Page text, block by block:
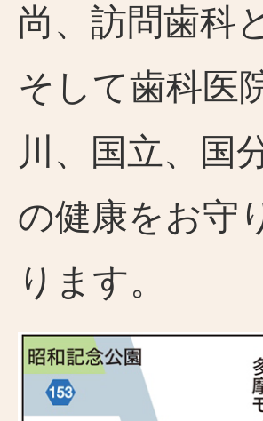
尚、訪問歯科
そして歯科医
川、国立、国
の健康をお守
ります。